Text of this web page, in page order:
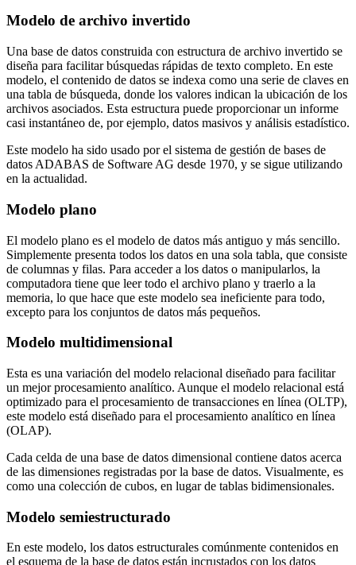
Modelo de archivo invertido
Una base de datos construida con estructura de archivo invertido se
diseña para facilitar búsquedas rápidas de texto completo. En este
modelo, el contenido de datos se indexa como una serie de claves en
una tabla de búsqueda, donde los valores indican la ubicación de los
archivos asociados. Esta estructura puede proporcionar un informe
casi instantáneo de, por ejemplo, datos masivos y análisis estadístico.
Este modelo ha sido usado por el sistema de gestión de bases de
datos ADABAS de Software AG desde 1970, y se sigue utilizando
en la actualidad.
Modelo plano
El modelo plano es el modelo de datos más antiguo y más sencillo.
Simplemente presenta todos los datos en una sola tabla, que consiste
de columnas y filas. Para acceder a los datos o manipularlos, la
computadora tiene que leer todo el archivo plano y traerlo a la
memoria, lo que hace que este modelo sea ineficiente para todo,
excepto para los conjuntos de datos más pequeños.
Modelo multidimensional
Esta es una variación del modelo relacional diseñado para facilitar
un mejor procesamiento analítico. Aunque el modelo relacional está
optimizado para el procesamiento de transacciones en línea (OLTP),
este modelo está diseñado para el procesamiento analítico en línea
(OLAP).
Cada celda de una base de datos dimensional contiene datos acerca
de las dimensiones registradas por la base de datos. Visualmente, es
como una colección de cubos, en lugar de tablas bidimensionales.
Modelo semiestructurado
En este modelo, los datos estructurales comúnmente contenidos en
el esquema de la base de datos están incrustados con los datos